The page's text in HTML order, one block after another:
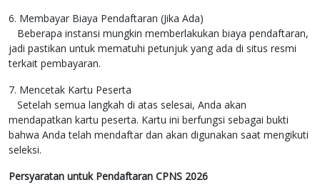
6. Membayar Biaya Pendaftaran (Jika Ada)
Beberapa instansi mungkin memberlakukan biaya pendaftaran,
jadi pastikan untuk mematuhi petunjuk yang ada di situs resmi
terkait pembayaran.
7. Mencetak Kartu Peserta
Setelah semua langkah di atas selesai, Anda akan
mendapatkan kartu peserta. Kartu ini berfungsi sebagai bukti
bahwa Anda telah mendaftar dan akan digunakan saat mengikuti
seleksi.
Persyaratan untuk Pendaftaran CPNS 2026